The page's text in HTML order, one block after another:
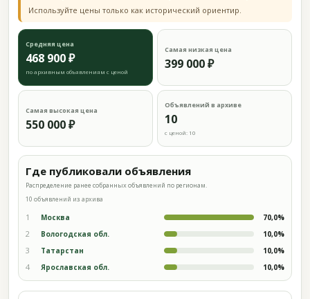
Используйте цены только как исторический ориентир.
Средняя цена
468 900 ₽
по архивным объявлениям с ценой
Самая низкая цена
399 000 ₽
Самая высокая цена
550 000 ₽
Объявлений в архиве
10
с ценой: 10
Где публиковали объявления
Распределение ранее собранных объявлений по регионам.
10 объявлений из архива
1 Москва 70,0%
2 Вологодская обл. 10,0%
3 Татарстан 10,0%
4 Ярославская обл. 10,0%